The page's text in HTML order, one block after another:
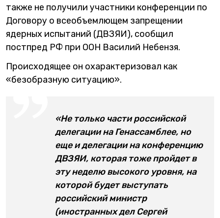
также не получили участники конференции по
Договору о всеобъемлющем запрещении
ядерных испытаний (ДВЗЯИ), сообщил
постпред РФ при ООН Василий Небензя.
Происходящее он охарактеризовал как
«безобразную ситуацию».
«Не только части российской
делегации на Генассамблее, но
еще и делегации на конференцию
ДВЗЯИ, которая тоже пройдет в
эту неделю высокого уровня, на
которой будет выступать
российский министр
(иностранных дел Сергей